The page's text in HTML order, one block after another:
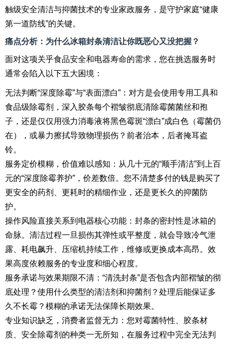
触级安全清洁与抑菌技术的专业家政服务，是守护家庭“健康
第一道防线”的关键。
痛点分析：为什么冰箱封条清洁让你既恶心又没把握？
面对这项关乎食品安全和电器寿命的需求，您在挑选服务时
通常会陷入以下五大困境：
无法判断“深度除霉”与“表面漂白”：对方是会使用专用工具和
食品级除霉剂，深入胶条每个褶皱彻底清除霉菌菌丝和孢
子，还是仅仅用强力消毒液将黑色霉斑“漂白”成白色（霉菌仍
在），或暴力擦拭导致物理损伤？前者治本，后者掩耳盗
铃。
服务定价模糊，价值难以感知：从几十元的“顺手清洁”到上百
元的“深度除霉养护”，价差数倍。您不清楚多付的钱是购买了
更安全的药剂、更耗时的精细作业，还是更长久的抑菌防
护。
操作风险直接关系到电器核心功能：封条的密封性是冰箱的
命脉。清洁过程一旦损伤其弹性或平整度，就会导致冷气泄
露、耗电飙升、压缩机持续工作，维修或更换成本高昂。效
果高度依赖服务的专业度和细心程度。
服务承诺与效果期限不清：“清洗封条”是否包含内部褶皱的彻
底处理？使用什么类型的清洁剂和抑菌剂？处理后能保证多
久不长霉？模糊的承诺无法保障长期效果。
专业知识缺乏，消费者监督无力：您对霉菌特性、胶条材
质、安全除霉剂的种类一无所知，在服务过程中完全无法判